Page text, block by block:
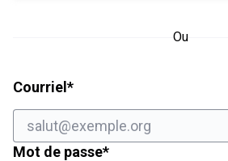
Ou
Courriel *Champ obligatoire
Mot de passe*Champ obligatoire